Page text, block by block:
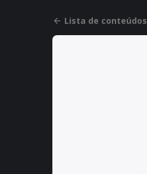
Lista de conteúdos